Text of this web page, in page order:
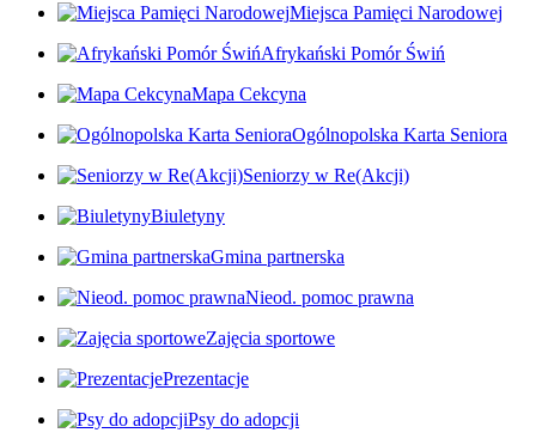
Miejsca Pamięci Narodowej
Afrykański Pomór Świń
Mapa Cekcyna
Ogólnopolska Karta Seniora
Seniorzy w Re(Akcji)
Biuletyny
Gmina partnerska
Nieod. pomoc prawna
Zajęcia sportowe
Prezentacje
Psy do adopcji